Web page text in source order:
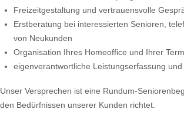
Freizeitgestaltung und vertrauensvolle
Erstberatung bei interessierten Senioren,
von Neukunden
Organisation Ihres Homeoffice und Ihrer
eigenverantwortliche Leistungserfassung
Unser Versprechen ist eine Rundum-
den Bedürfnissen unserer Kunden richtet.